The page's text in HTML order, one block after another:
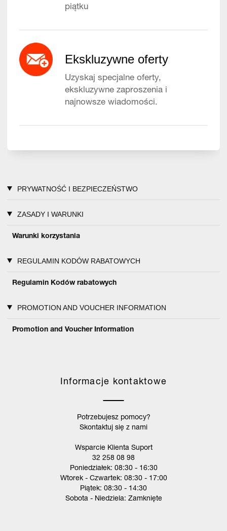
piątku
Ekskluzywne oferty
Uzyskaj specjalne oferty,
ekskluzywne zaproszenia i
najnowsze wiadomości.
PRYWATNOŚĆ I BEZPIECZEŃSTWO
ZASADY I WARUNKI
Warunki korzystania
REGULAMIN KODÓW RABATOWYCH
Regulamin Kodów rabatowych
PROMOTION AND VOUCHER INFORMATION
Promotion and Voucher Information
Informacje kontaktowe
Potrzebujesz pomocy?
Skontaktuj się z nami
Wsparcie Klienta Suport
32 258 08 98
Poniedziałek: 08:30 - 16:30
Wtorek - Czwartek: 08:30 - 17:00
Piątek: 08:30 - 14:30
Sobota - Niedziela: Zamknięte